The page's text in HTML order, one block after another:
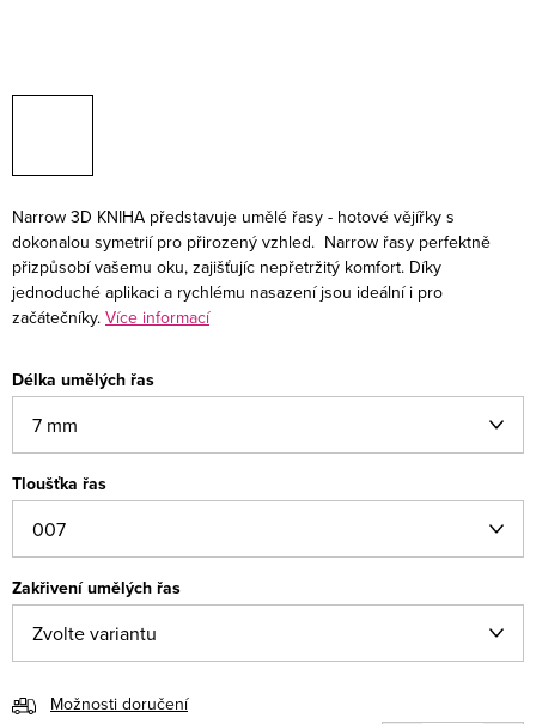
Narrow 3D KNIHA představuje umělé řasy - hotové vějířky s
dokonalou symetrií pro přirozený vzhled. Narrow řasy perfektně
přizpůsobí vašemu oku, zajišťujíc nepřetržitý komfort. Díky
jednoduché aplikaci a rychlému nasazení jsou ideální i pro
začátečníky. Více informací
Délka umělých řas
Tloušťka řas
Zakřivení umělých řas
Možnosti doručení